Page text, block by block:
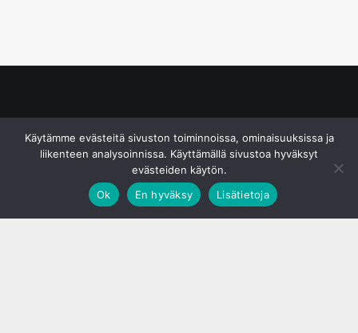
Käytämme evästeitä sivuston toiminnoissa, ominaisuuksissa ja
liikenteen analysoinnissa. Käyttämällä sivustoa hyväksyt
evästeiden käytön.
Ok
En hyväksy Lisätietoja